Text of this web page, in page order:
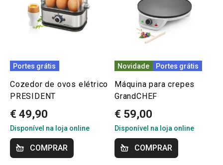
Portes grátis
Cozedor de ovos elétrico
PRESIDENT
€ 49,90
Disponível na loja online
COMPRAR
Novidade Portes grátis
Máquina para crepes
GrandCHEF
€ 59,00
Disponível na loja online
COMPRAR